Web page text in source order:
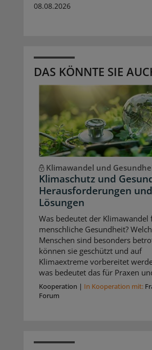
08.08.2026
DAS KÖNNTE SIE
Klimawandel und
Klimaschutz und
Herausforderungen und
Lösungen
Was bedeutet der Klimawandel
menschliche Gesundheit?
Menschen sind besonders
können sie geschützt und auf
Klimaextreme vorbereitet
was bedeutet das für Praxen
Kooperation | In Kooperation mit:
Forum